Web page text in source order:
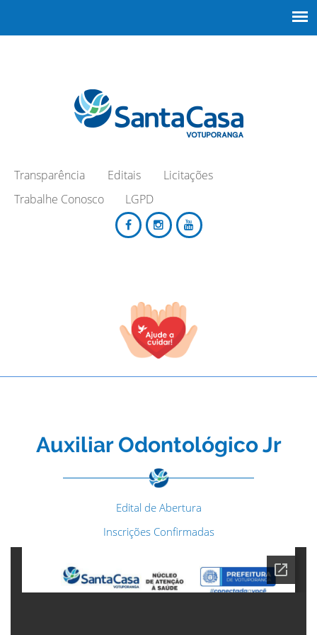
Transparência Editais
Licitações
Trabalhe Conosco
LGPD
Auxiliar Odontológico Jr
Edital de Abertura
Inscrições Confirmadas